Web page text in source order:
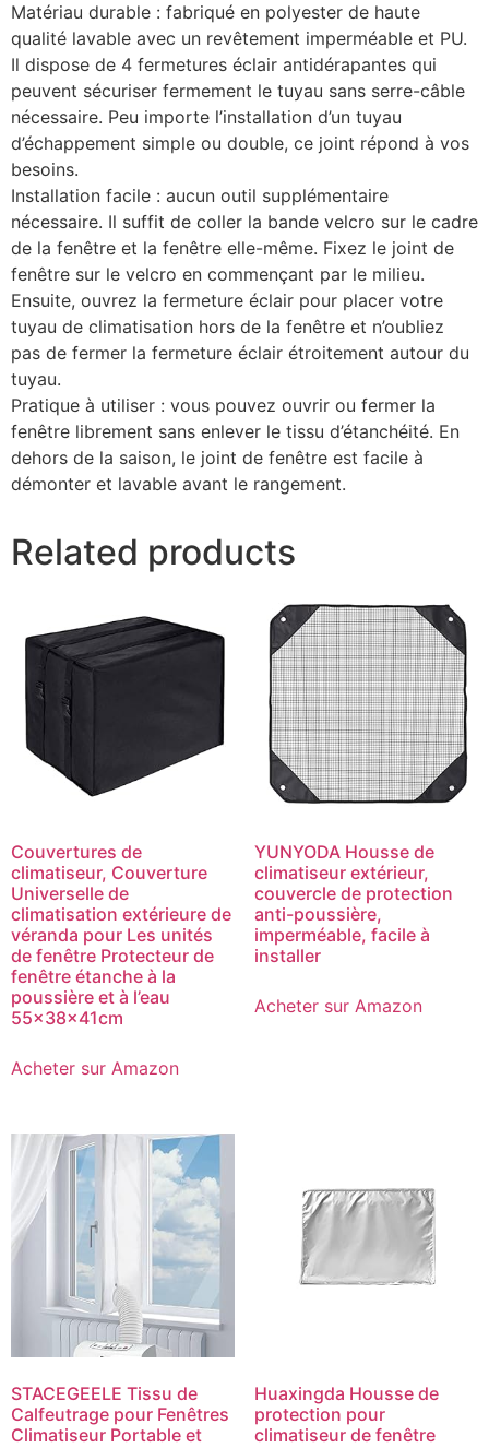
Matériau durable : fabriqué en polyester de haute
qualité lavable avec un revêtement imperméable et PU.
Il dispose de 4 fermetures éclair antidérapantes qui
peuvent sécuriser fermement le tuyau sans serre-câble
nécessaire. Peu importe l’installation d’un tuyau
d’échappement simple ou double, ce joint répond à vos
besoins.
Installation facile : aucun outil supplémentaire
nécessaire. Il suffit de coller la bande velcro sur le cadre
de la fenêtre et la fenêtre elle-même. Fixez le joint de
fenêtre sur le velcro en commençant par le milieu.
Ensuite, ouvrez la fermeture éclair pour placer votre
tuyau de climatisation hors de la fenêtre et n’oubliez
pas de fermer la fermeture éclair étroitement autour du
tuyau.
Pratique à utiliser : vous pouvez ouvrir ou fermer la
fenêtre librement sans enlever le tissu d’étanchéité. En
dehors de la saison, le joint de fenêtre est facile à
démonter et lavable avant le rangement.
Related products
Couvertures de
climatiseur, Couverture
Universelle de
climatisation extérieure de
véranda pour Les unités
de fenêtre Protecteur de
fenêtre étanche à la
poussière et à l’eau
55x38x41cm
Acheter sur Amazon
YUNYODA Housse de
climatiseur extérieur,
couvercle de protection
anti-poussière,
imperméable, facile à
installer
Acheter sur Amazon
STACEGEELE Tissu de
Calfeutrage pour Fenêtres
Climatiseur Portable et
Huaxingda Housse de
protection pour
climatiseur de fenêtre